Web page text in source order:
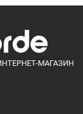
МАГАЗИН